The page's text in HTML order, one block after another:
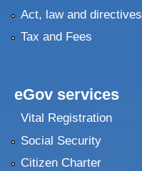
Act, law and directives
Tax and Fees
eGov services
Vital Registration
Social Security
Citizen Charter